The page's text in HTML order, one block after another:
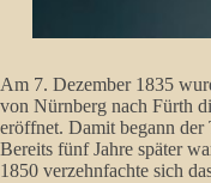
Am 7. Dezember 1835
von Nürnberg nach Fürth
eröffnet. Damit begann
Bereits fünf Jahre später
1850 verzehnfachte sich